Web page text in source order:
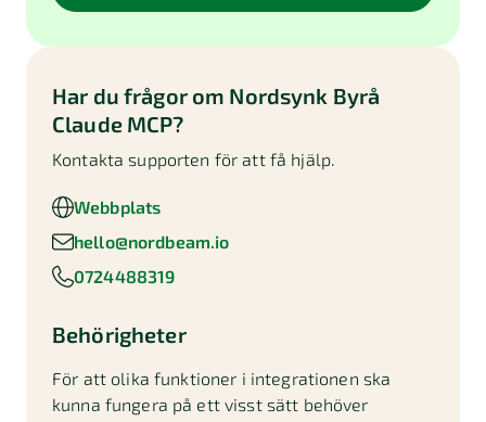
Har du frågor om Nordsynk Byrå
Claude MCP?
Kontakta supporten för att få hjälp.
Webbplats
hello@nordbeam.io
0724488319
Behörigheter
För att olika funktioner i integrationen ska
kunna fungera på ett visst sätt behöver